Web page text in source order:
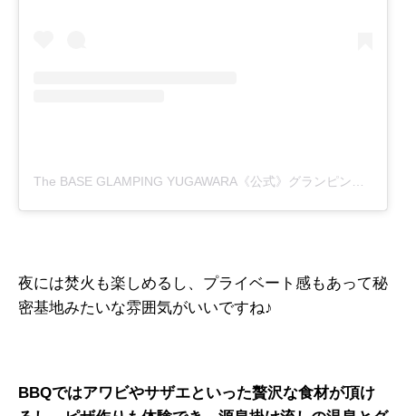
夜には焚火も楽しめるし、プライベート感もあって秘
密基地みたいな雰囲気がいいですね♪
BBQではアワビやサザエといった贅沢な食材が頂け